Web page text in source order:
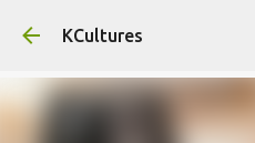
KCultures